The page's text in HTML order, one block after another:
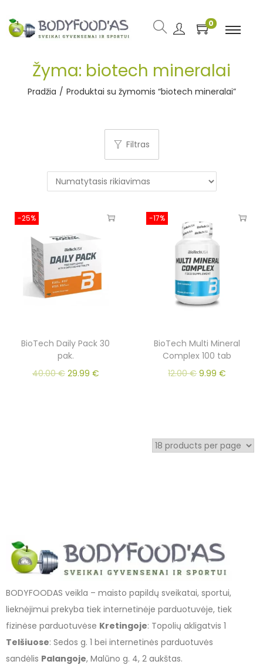
0
Žyma: biotech mineralai
Pradžia / Produktai su žymomis “biotech mineralai”
Filtras
-25%
BioTech Daily Pack 30
pak.
40.00€ 29.99 €
-17%
BioTech Multi Mineral
Complex 100 tab
12.00€ 9.99€
BODYFOODAS veikla – maisto papildų sveikatai, sportui,
lieknėjimui prekyba tiek internetinėje parduotuvėje, tiek
fizinėse parduotuvėse Kretingoje: Topolių akligatvis 1
Telšiuose: Sedos g. 1 bei internetinės parduotuvės
sandėlis Palangoje, Malūno g. 4, 2 aukštas.